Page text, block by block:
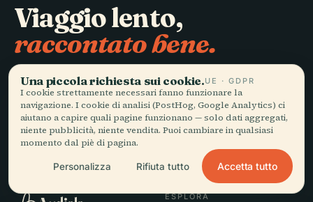
Viaggio lento,
raccontato bene.
RESTA AGGIORNATO
Iscriviti
ESPLORA
Una piccola richiesta sui cookie.UE · GDPR
I cookie strettamente necessari fanno funzionare la
navigazione. I cookie di analisi (PostHog, Google Analytics) ci
aiutano a capire quali pagine funzionano — solo dati aggregati,
niente pubblicità, niente vendita. Puoi cambiare in qualsiasi
momento dal piè di pagina.
Personalizza Rifiuta tutto Accetta tutto